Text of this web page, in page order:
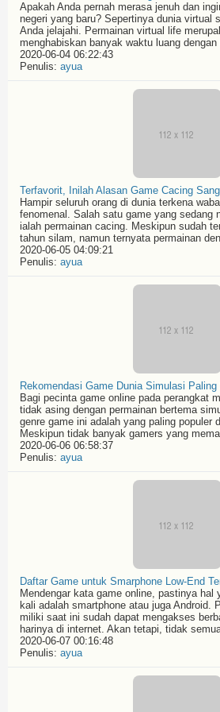
Apakah Anda pernah merasa jenuh dan
negeri yang baru? Sepertinya dunia virtual
Anda jelajahi. Permainan virtual life
menghabiskan banyak waktu luang
2020-06-04 06:22:43
Penulis: ayua
Terfavorit, Inilah Alasan Game Cacing
Hampir seluruh orang di dunia terkena
fenomenal. Salah satu game yang sedang
ialah permainan cacing. Meskipun sudah
tahun silam, namun ternyata permainan
2020-06-05 04:09:21
Penulis: ayua
Rekomendasi Game Dunia Simulasi Paling
Bagi pecinta game online pada perangkat
tidak asing dengan permainan bertema
genre game ini adalah yang paling populer
Meskipun tidak banyak gamers yang
2020-06-06 06:58:37
Penulis: ayua
Daftar Game untuk Smarphone Low-End
Mendengar kata game online, pastinya hal
kali adalah smartphone atau juga Android.
miliki saat ini sudah dapat mengakses
harinya di internet. Akan tetapi, tidak
2020-06-07 00:16:48
Penulis: ayua